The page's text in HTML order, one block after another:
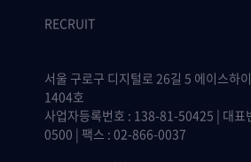
RECRUIT
서울 구로구 디지털로 26길 5 에이스하
1404호
사업자등록번호 : 138-81-50425 | 대
0500 | 팩스 : 02-866-0037